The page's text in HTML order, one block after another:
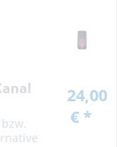
24,00
€ *